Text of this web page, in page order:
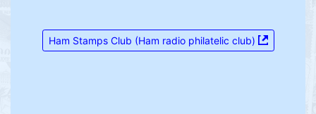
Ham Stamps Club (Ham radio philatelic club)